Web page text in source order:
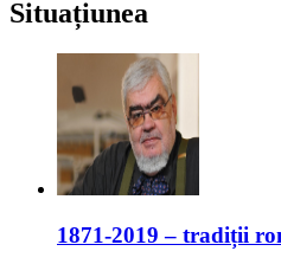
Situațiunea
1871-2019 – tradiții